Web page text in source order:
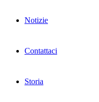
Notizie
Contattaci
Storia